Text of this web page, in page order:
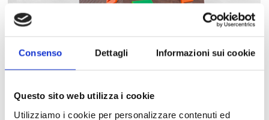
Consenso Dettagli Informazioni sui cookie
Questo sito web utilizza i cookie
Utilizziamo i cookie per personalizzare contenuti ed